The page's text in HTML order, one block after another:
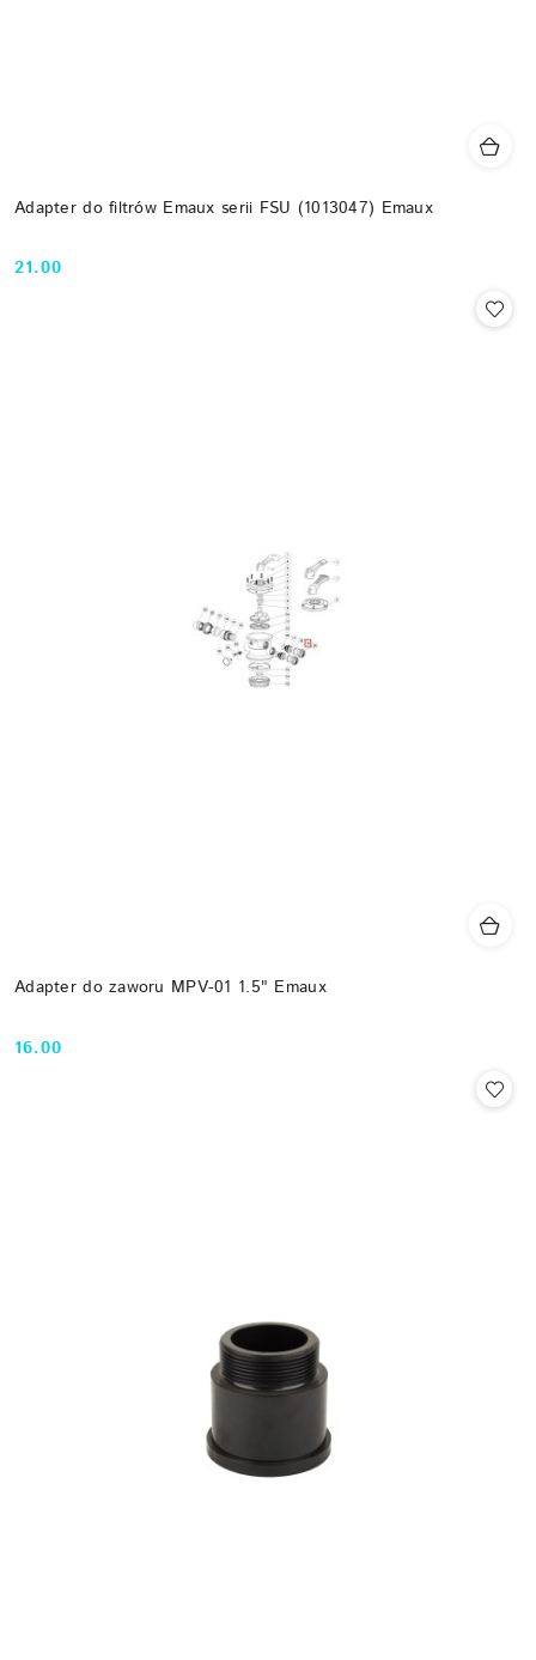
Adapter do filtrów Emaux serii FSU (1013047) Emaux
Cena:
21.00
Adapter do zaworu MPV-01 1.5" Emaux
Cena:
16.00